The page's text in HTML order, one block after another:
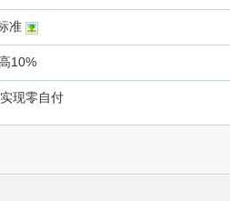
准
10%
现零自付